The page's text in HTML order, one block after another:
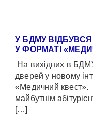
У БДМУ
У ФОРМАТІ
На вихідних в
дверей у новому
«Медичний квест».
майбутнім
[…]